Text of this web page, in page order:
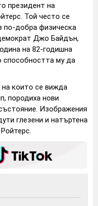
президент на
Той често се
по-добра физическа
Джо Байдън,
на 82-годишна
способността му да
които се вижда
породиха нови
Изображения
глезени и натъртена